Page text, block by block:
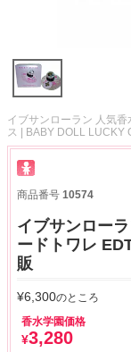
イブサンローラン 人気
ス | BABY DOLL LUCKY
商品番号 10574
イブサンロー
ードトワレ
販
¥6,300のところ
香水学園価格
¥3,280